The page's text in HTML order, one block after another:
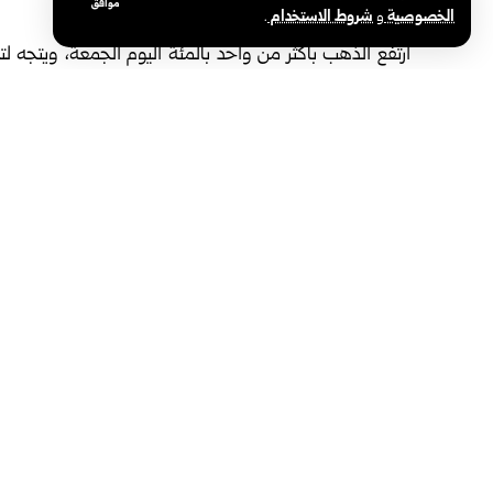
الخصوصيةوشروط الاستخدام.
موافق
واشنطن-سانا‏
ارتفع الذهب بأكثر من واحد بالمئة اليوم الجمعة،